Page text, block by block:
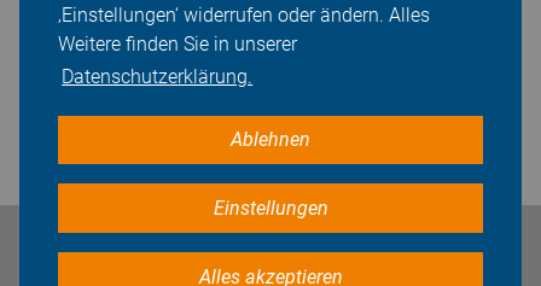
‚Einstellungen‘ widerrufen oder ändern. Alles
Weitere finden Sie in unserer
Datenschutzerklärung.
Ablehnen
Einstellungen
Alles akzeptieren
Bleiben Sie in Kontakt